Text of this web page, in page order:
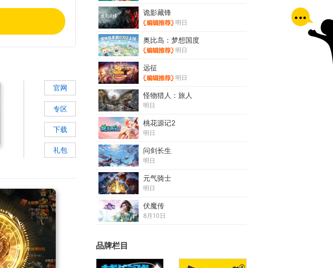
官网
专区
下载
礼包
诡影藏锋
明日
奥比岛：梦想国度
明日
远征
明日
怪物猎人：旅人
明日
桃花源记2
明日
问剑长生
明日
元气骑士
明日
伏魔传
8月10日
品牌栏目